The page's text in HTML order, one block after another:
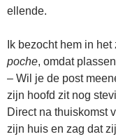
ellende.
Ik bezocht hem in
poche, omdat
– Wil je de post
zijn hoofd zit nog
Direct na thuiskomst
zijn huis en zag dat